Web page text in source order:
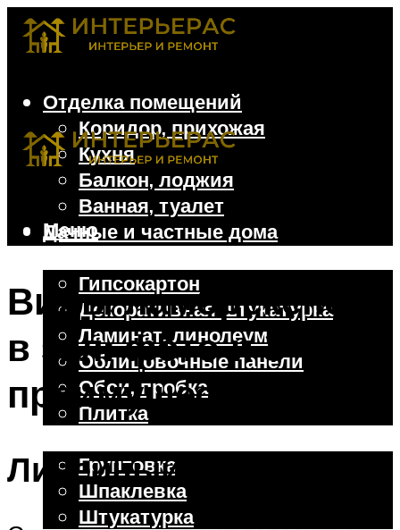
Отделка помещений
Коридор, прихожая
Кухня
Балкон, лоджия
Ванная, туалет
Дачные и частные дома
Гипсокартон
Декоративная штукатурка
Ламинат, линолеум
Облицовочные панели
Обои, пробка
Плитка
Грунтовка
Шпаклевка
Штукатурка
Меню
Виды ламбрекенов
в зал: фото и 3
преимущества
Линейный элемент